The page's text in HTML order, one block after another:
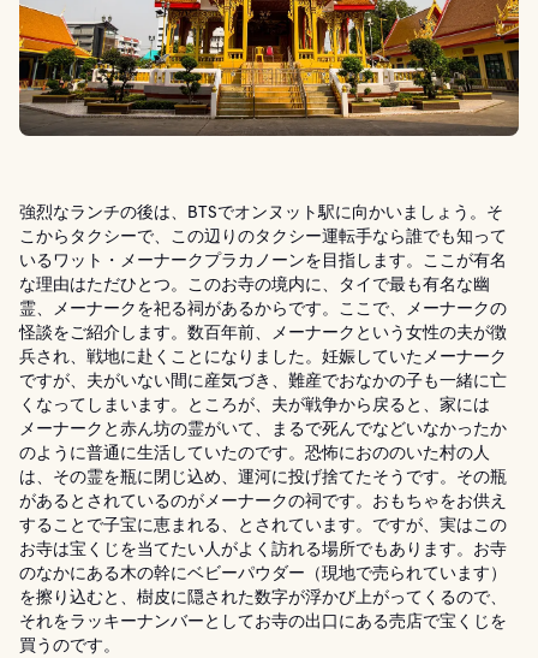
強烈なランチの後は、BTSでオンヌット駅に向かいましょう。そ
こからタクシーで、この辺りのタクシー運転手なら誰でも知って
いるワット・メーナークプラカノーンを目指します。ここが有名
な理由はただひとつ。このお寺の境内に、タイで最も有名な幽
霊、メーナークを祀る祠があるからです。ここで、メーナークの
怪談をご紹介します。数百年前、メーナークという女性の夫が徴
兵され、戦地に赴くことになりました。妊娠していたメーナーク
ですが、夫がいない間に産気づき、難産でおなかの子も一緒に亡
くなってしまいます。ところが、夫が戦争から戻ると、家には
メーナークと赤ん坊の霊がいて、まるで死んでなどいなかったか
のように普通に生活していたのです。恐怖におののいた村の人
は、その霊を瓶に閉じ込め、運河に投げ捨てたそうです。その瓶
があるとされているのがメーナークの祠です。おもちゃをお供え
することで子宝に恵まれる、とされています。ですが、実はこの
お寺は宝くじを当てたい人がよく訪れる場所でもあります。お寺
のなかにある木の幹にベビーパウダー（現地で売られています）
を擦り込むと、樹皮に隠された数字が浮かび上がってくるので、
それをラッキーナンバーとしてお寺の出口にある売店で宝くじを
買うのです。